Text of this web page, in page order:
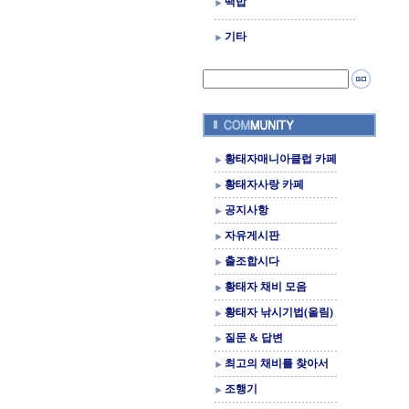
기타
황태자매니아클럽 카페
황태자사랑 카페
공지사항
자유게시판
출조합시다
황태자 채비 모음
황태자 낚시기법(올림)
질문 & 답변
최고의 채비를 찾아서
조행기